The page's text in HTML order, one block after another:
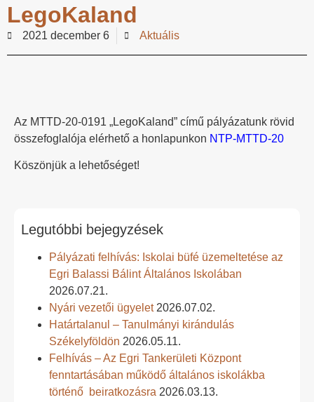
LegoKaland
2021 december 6 Aktuális
Az MTTD-20-0191 „LegoKaland” című pályázatunk rövid
összefoglalója elérhető a honlapunkon NTP-MTTD-20
Köszönjük a lehetőséget!
Legutóbbi bejegyzések
Pályázati felhívás: Iskolai büfé üzemeltetése az
Egri Balassi Bálint Általános Iskolában
2026.07.21.
Nyári vezetői ügyelet 2026.07.02.
Határtalanul – Tanulmányi kirándulás
Székelyföldön 2026.05.11.
Felhívás – Az Egri Tankerületi Központ
fenntartásában működő általános iskolákba
történő beiratkozásra 2026.03.13.